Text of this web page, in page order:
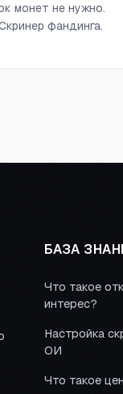
монет не нужно.
фандинга.
БАЗА
Что такое
интерес?
Настройка
ОИ
Что такое